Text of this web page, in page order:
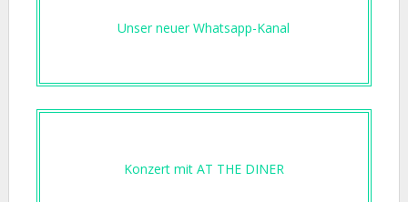
Unser neuer Whatsapp-Kanal
Konzert mit AT THE DINER